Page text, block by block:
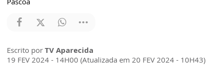
Escrito por TV Aparecida
19 FEV 2024 - 14H00 (Atualizada em 20 FEV 2024 - 10H43)